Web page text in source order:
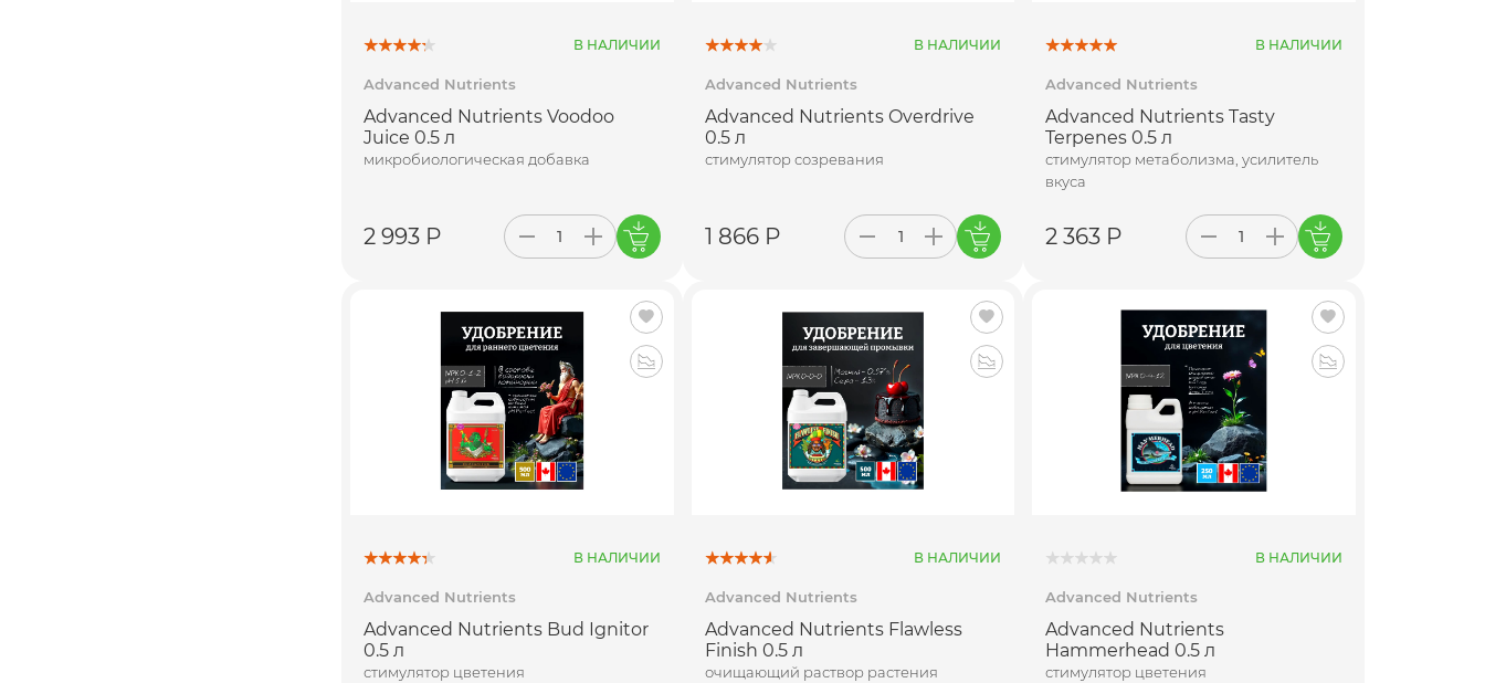
В НАЛИЧИИ
Advanced Nutrients
Advanced Nutrients Voodoo
Juice 0.5 л
микробиологическая добавка
2 993 Р
В НАЛИЧИИ
Advanced Nutrients
Advanced Nutrients Overdrive
0.5 л
стимулятор созревания
1 866 Р
В НАЛИЧИИ
Advanced Nutrients
Advanced Nutrients Tasty
Terpenes 0.5 л
стимулятор метаболизма, усилитель
вкуса
2 363 Р
В НАЛИЧИИ
Advanced Nutrients
Advanced Nutrients Bud Ignitor
0.5 л
стимулятор цветения
В НАЛИЧИИ
Advanced Nutrients
Advanced Nutrients Flawless
Finish 0.5 л
очищающий раствор растения
В НАЛИЧИИ
Advanced Nutrients
Advanced Nutrients
Hammerhead 0.5 л
стимулятор цветения